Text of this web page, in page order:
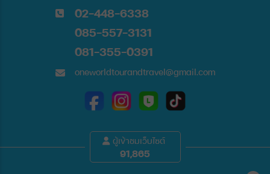
02-448-6338
085-557-3131
081-355-0391
oneworldtourandtravel@gmail.com
ผู้เข้าชมเว็บไซต์
91,865